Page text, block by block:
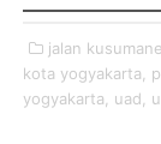
jalan
kota yogyakarta,
yogyakarta,
uad,